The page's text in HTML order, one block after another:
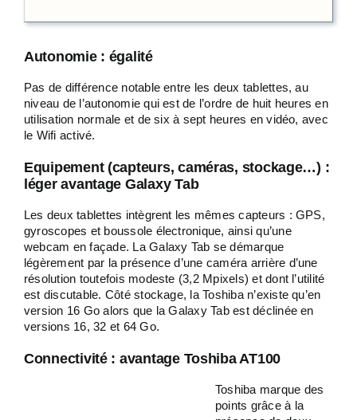
Autonomie : égalité
Pas de différence notable entre les deux tablettes, au
niveau de l’autonomie qui est de l’ordre de huit heures en
utilisation normale et de six à sept heures en vidéo, avec
le Wifi activé.
Equipement (capteurs, caméras, stockage…) :
léger avantage Galaxy Tab
Les deux tablettes intègrent les mêmes capteurs : GPS,
gyroscopes et boussole électronique, ainsi qu’une
webcam en façade. La Galaxy Tab se démarque
légèrement par la présence d’une caméra arrière d’une
résolution toutefois modeste (3,2 Mpixels) et dont l’utilité
est discutable. Côté stockage, la Toshiba n’existe qu’en
version 16 Go alors que la Galaxy Tab est déclinée en
versions 16, 32 et 64 Go.
Connectivité : avantage Toshiba AT100
Toshiba marque des
points grâce à la